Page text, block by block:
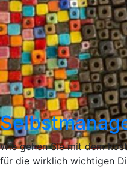
Wie gehen Sie mit dem
für die wirklich wichtigen